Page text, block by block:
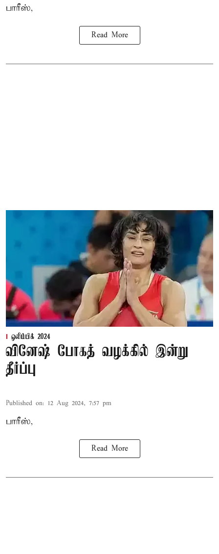
பாரீஸ்,
Read More
ஒலிம்பிக் 2024
வினேஷ் போகத் வழக்கில் இன்று
தீர்ப்பு
Published on: 12 Aug 2024, 7:57 pm
பாரீஸ்,
Read More